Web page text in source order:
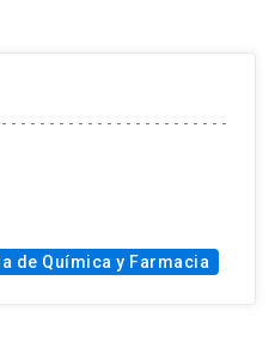
de Química y Farmacia